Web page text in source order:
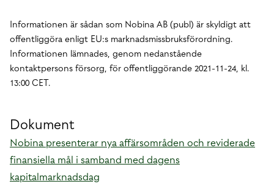
Informationen är sådan som Nobina AB (publ) är skyldigt att
offentliggöra enligt EU:s marknadsmissbruksförordning.
Informationen lämnades, genom nedanstående
kontaktpersons försorg, för offentliggörande 2021-11-24, kl.
13:00 CET.
Dokument
Nobina presenterar nya affärsområden och reviderade
finansiella mål i samband med dagens
kapitalmarknadsdag